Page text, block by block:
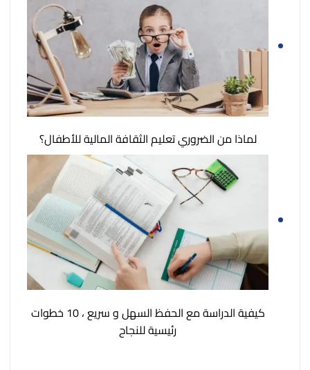
لماذا من الضروري تعليم الثقافة المالية للأطفال؟
كيفية الدراسة مع الحفظ السهل و سريع ، 10 خطوات
رئيسية للنجاح